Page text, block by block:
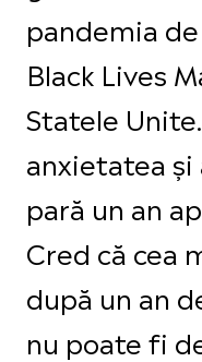
pandemia
Black Lives
Statele
anxietatea
pară un an
Cred că cea
după un an
nu poate fi